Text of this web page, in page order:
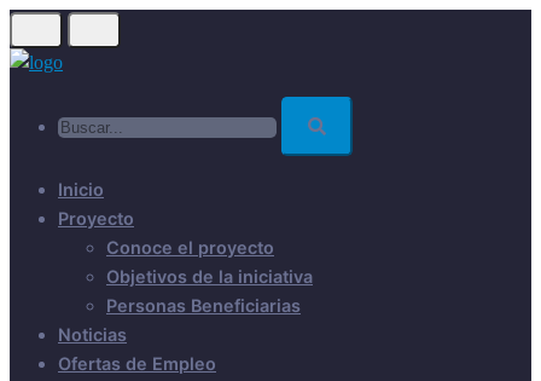
Skip
to
Inicio
Proyecto
Conoce el proyecto
Objetivos de la iniciativa
Personas Beneficiarias
Noticias
Ofertas de Empleo